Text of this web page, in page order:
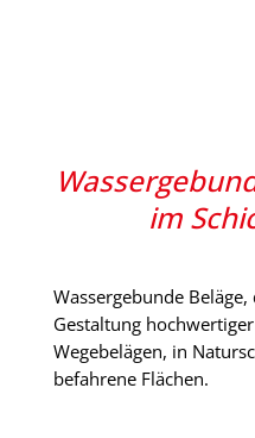
im
Wassergebunde
Gestaltung
Wegebelägen, in
befahrene Flächen.